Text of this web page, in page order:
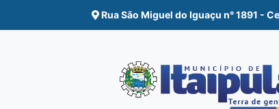
Ir para o conte�do
Ir para o fim do conte�do
Rua São Miguel do Iguaçu n° 1891 -